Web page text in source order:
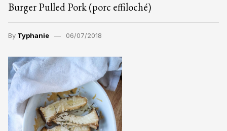
Burger Pulled Pork (porc effiloché)
By Typhanie 06/07/2018